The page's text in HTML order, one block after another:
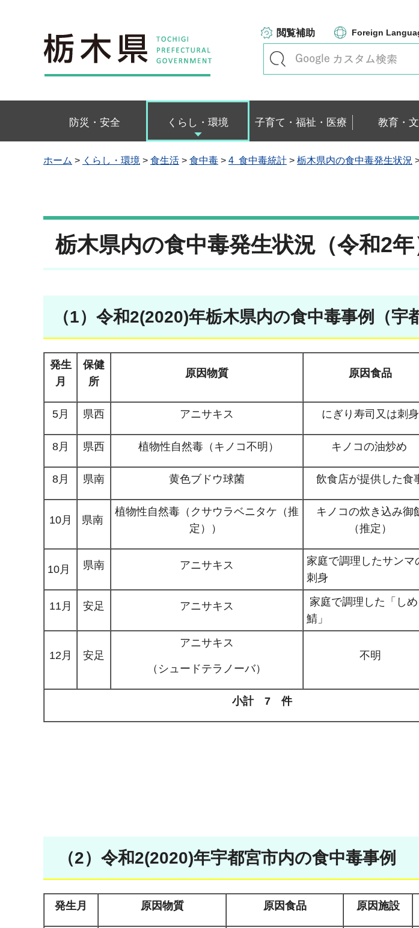
栃木県
閲覧補助 Foreign
防災・安全 くらし・環境 子育て・福祉・医療 教育・
ホーム > くらし・環境 > 食生活 > 食中毒 > 4 食中毒統計 > 栃木県内の食中毒発生状況
栃木県内の食中毒発生状況（令和2
（1）令和2(2020)年栃木県内の食中毒事例（宇
発生
月
保健
所
原因物質 原因食品
5月 県西 アニサキス にぎり寿司又は刺身
8月 県西 植物性自然毒（キノコ不明） キノコの油炒め
8月 県南 黄色ブドウ球菌 飲食店が提供した食
10月 県南
植物性自然毒（クサウラベニタケ（推
定））
キノコの炊き込み御
（推定）
10月 県南 アニサキス
家庭で調理したサンマ
刺身
11月 安足 アニサキス
家庭で調理した「しめ
鯖」
12月 安足
アニサキス
（シュードテラノーバ）
不明
小計 7 件
（2）令和2(2020)年宇都宮市内の食中毒事例
発生月 原因物質 原因食品 原因施設